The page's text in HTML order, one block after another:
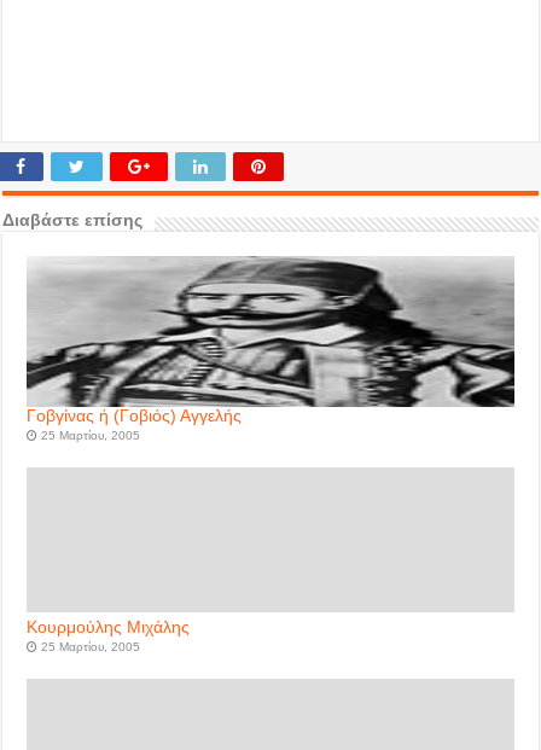
Διαβάστε επίσης
Γοβγίνας ή (Γοβιός) Αγγελής
25 Μαρτίου, 2005
Κουρμούλης Μιχάλης
25 Μαρτίου, 2005